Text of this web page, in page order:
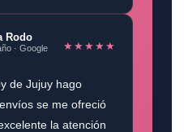
Rodo
· Google
★★★★★
de Jujuy hago
se me ofreció
la atención